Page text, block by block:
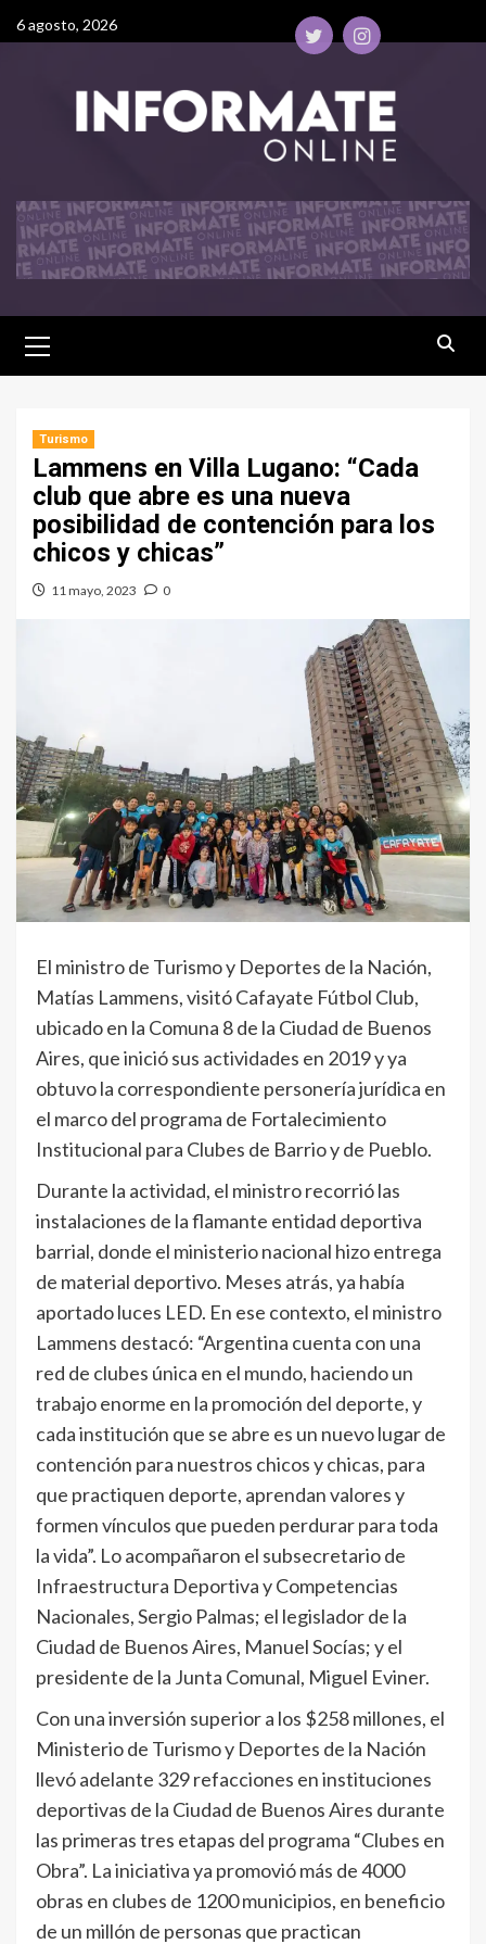
6 agosto, 2026
Turismo
Lammens en Villa Lugano: “Cada
club que abre es una nueva
posibilidad de contención para los
chicos y chicas”
11 mayo, 2023 0
El ministro de Turismo y Deportes de la Nación,
Matías Lammens, visitó Cafayate Fútbol Club,
ubicado en la Comuna 8 de la Ciudad de Buenos
Aires, que inició sus actividades en 2019 y ya
obtuvo la correspondiente personería jurídica en
el marco del programa de Fortalecimiento
Institucional para Clubes de Barrio y de Pueblo.
Durante la actividad, el ministro recorrió las
instalaciones de la flamante entidad deportiva
barrial, donde el ministerio nacional hizo entrega
de material deportivo. Meses atrás, ya había
aportado luces LED. En ese contexto, el ministro
Lammens destacó: “Argentina cuenta con una
red de clubes única en el mundo, haciendo un
trabajo enorme en la promoción del deporte, y
cada institución que se abre es un nuevo lugar de
contención para nuestros chicos y chicas, para
que practiquen deporte, aprendan valores y
formen vínculos que pueden perdurar para toda
la vida”. Lo acompañaron el subsecretario de
Infraestructura Deportiva y Competencias
Nacionales, Sergio Palmas; el legislador de la
Ciudad de Buenos Aires, Manuel Socías; y el
presidente de la Junta Comunal, Miguel Eviner.
Con una inversión superior a los $258 millones, el
Ministerio de Turismo y Deportes de la Nación
llevó adelante 329 refacciones en instituciones
deportivas de la Ciudad de Buenos Aires durante
las primeras tres etapas del programa “Clubes en
Obra”. La iniciativa ya promovió más de 4000
obras en clubes de 1200 municipios, en beneficio
de un millón de personas que practican